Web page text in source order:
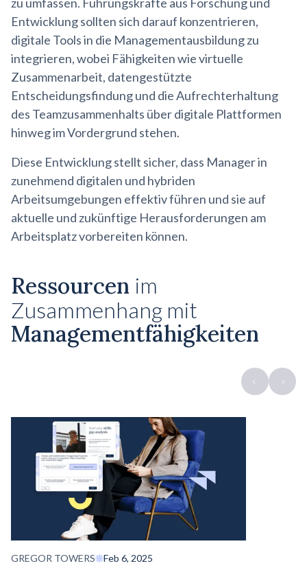
Entwicklung sollten sich darauf konzentrieren,
digitale Tools in die Managementausbildung zu
integrieren, wobei Fähigkeiten wie virtuelle
Zusammenarbeit, datengestützte
Entscheidungsfindung und die Aufrechterhaltung
des Teamzusammenhalts über digitale Plattformen
hinweg im Vordergrund stehen.
Diese Entwicklung stellt sicher, dass Manager in
zunehmend digitalen und hybriden
Arbeitsumgebungen effektiv führen und sie auf
aktuelle und zukünftige Herausforderungen am
Arbeitsplatz vorbereiten können.
Ressourcen im
Zusammenhang mit
Managementfähigkeiten
GREGOR TOWERS Feb 6, 2025